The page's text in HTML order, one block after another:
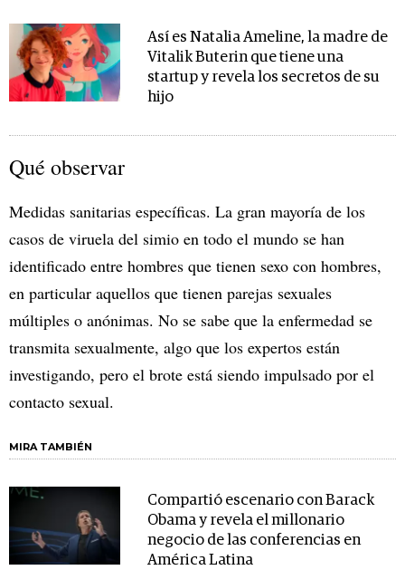
Así es Natalia Ameline, la madre de
Vitalik Buterin que tiene una
startup y revela los secretos de su
hijo
Qué observar
Medidas sanitarias específicas. La gran mayoría de los
casos de viruela del simio en todo el mundo se han
identificado entre hombres que tienen sexo con hombres,
en particular aquellos que tienen parejas sexuales
múltiples o anónimas. No se sabe que la enfermedad se
transmita sexualmente, algo que los expertos están
investigando, pero el brote está siendo impulsado por el
contacto sexual.
MIRA TAMBIÉN
Compartió escenario con Barack
Obama y revela el millonario
negocio de las conferencias en
América Latina